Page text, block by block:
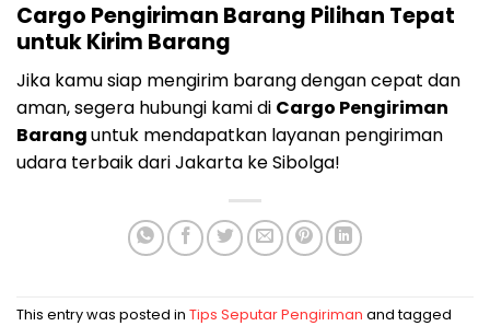
Cargo Pengiriman Barang Pilihan Tepat
untuk Kirim Barang
Jika kamu siap mengirim barang dengan cepat dan
aman, segera hubungi kami di Cargo Pengiriman
Baranguntuk mendapatkan layanan pengiriman
udara terbaik dari Jakarta ke Sibolga!
This entry was posted in Tips Seputar Pengiriman and tagged